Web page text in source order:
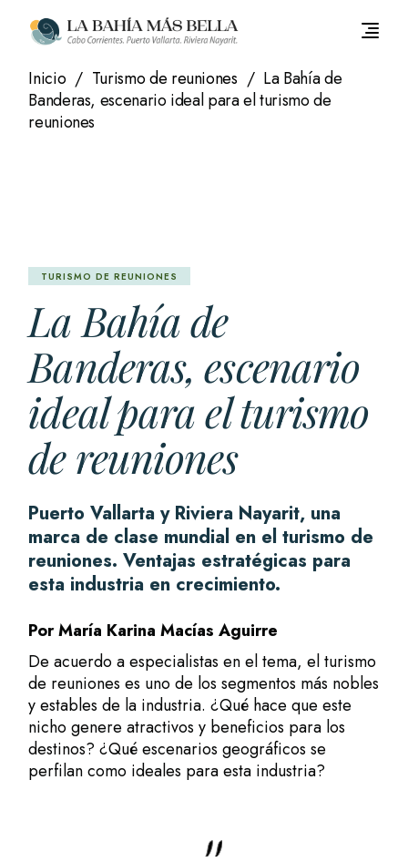
contenido
Inicio
Turismo de reuniones
La Bahía de
Banderas, escenario ideal para el turismo de
reuniones
TURISMO DE REUNIONES
La Bahía de
Banderas, escenario
ideal para el turismo
de reuniones
Puerto Vallarta y Riviera Nayarit, una
marca de clase mundial en el turismo de
reuniones. Ventajas estratégicas para
esta industria en crecimiento.
Por María Karina Macías Aguirre
De acuerdo a especialistas en el tema, el turismo
de reuniones es uno de los segmentos más nobles
y estables de la industria. ¿Qué hace que este
nicho genere atractivos y beneficios para los
destinos? ¿Qué escenarios geográficos se
perfilan como ideales para esta industria?